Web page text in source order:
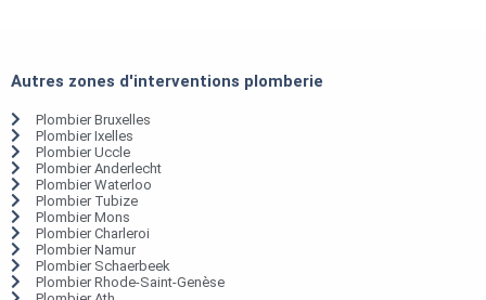
Autres zones d'interventions plomberie
Plombier Bruxelles
Plombier Ixelles
Plombier Uccle
Plombier Anderlecht
Plombier Waterloo
Plombier Tubize
Plombier Mons
Plombier Charleroi
Plombier Namur
Plombier Schaerbeek
Plombier Rhode-Saint-Genèse